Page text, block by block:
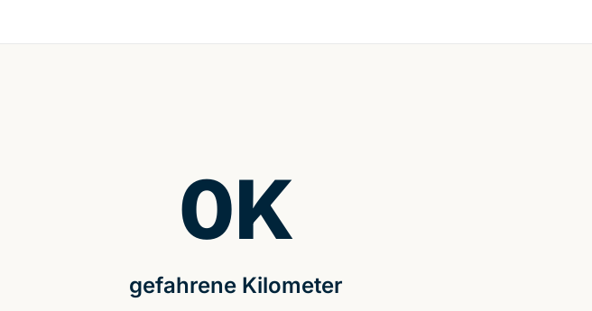
gefahrene Kilometer
0K